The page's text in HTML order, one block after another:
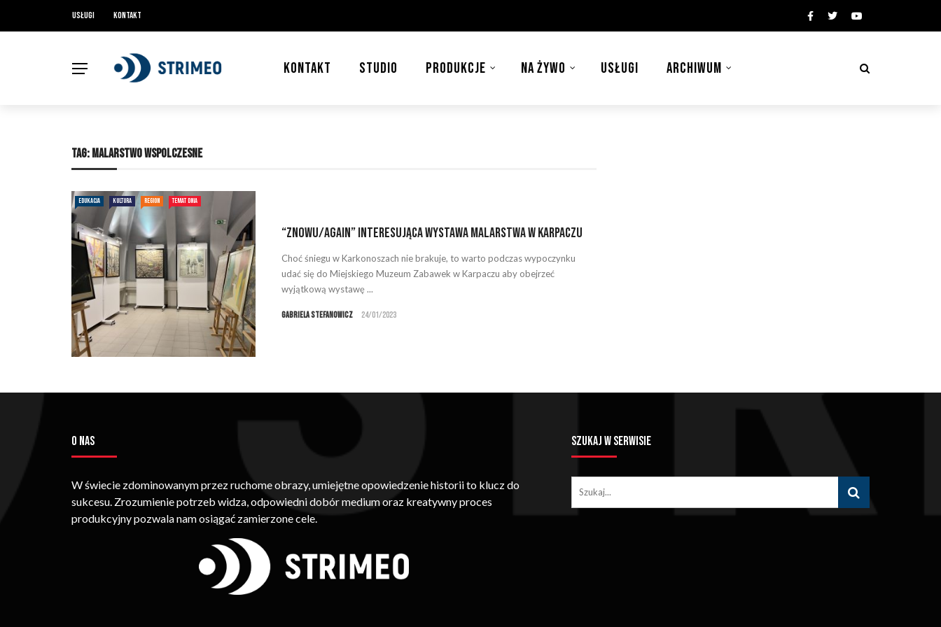
Usługi Kontakt
KONTAKT STUDIO PRODUKCJE NA ŻYWO USŁUGI ARCHIWUM
TAG: MALARSTWO WSPOLCZESNE
EDUKACJA KULTURA REGION TEMAT DNIA
“Znowu/Again” interesująca wystawa malarstwa w Karpaczu
Choć śniegu w Karkonoszach nie brakuje, to warto podczas wypoczynku
udać się do Miejskiego Muzeum Zabawek w Karpaczu aby obejrzeć
wyjątkową wystawę ...
Gabriela Stefanowicz 24/01/2023
O NAS
W świecie zdominowanym przez ruchome obrazy, umiejętne opowiedzenie historii to klucz do
sukcesu. Zrozumienie potrzeb widza, odpowiedni dobór medium oraz kreatywny proces
produkcyjny pozwala nam osiągać zamierzone cele.
SZUKAJ W SERWISIE